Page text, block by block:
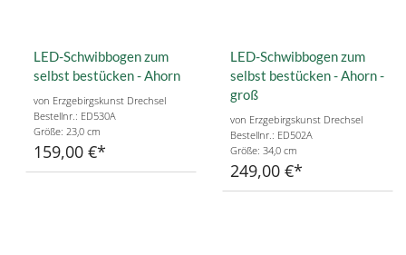
LED-Schwibbogen zum
selbst bestücken - Ahorn
von Erzgebirgskunst Drechsel
Bestellnr.: ED530A
Größe: 23,0 cm
159,00 €
LED-Schwibbogen zum
selbst bestücken - Ahorn -
groß
von Erzgebirgskunst Drechsel
Bestellnr.: ED502A
Größe: 34,0 cm
249,00 €